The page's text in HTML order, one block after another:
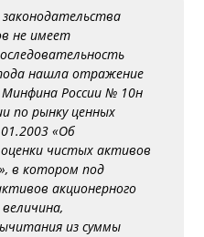
не имеет
нашла отражение
России № 10н
по рынку ценных
«Об
чистых активов
в котором под
акционерного
из суммы